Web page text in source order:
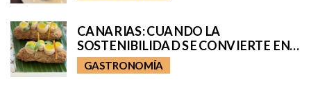
CANARIAS: CUANDO LA
SOSTENIBILIDAD SE CONVIERTE EN
COCINA
GASTRONOMÍA